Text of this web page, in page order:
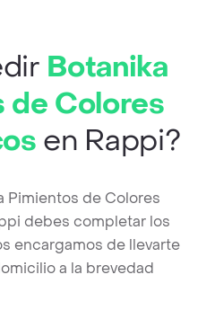
Botanika
de Colores
en Rappi?
Pimientos de Colores
debes completar los
encargamos de llevarte
a la brevedad